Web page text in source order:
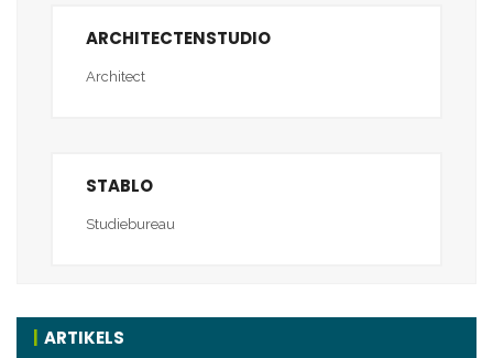
ARCHITECTENSTUDIO
Architect
STABLO
Studiebureau
ARTIKELS